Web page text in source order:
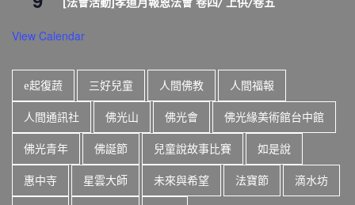
View Calendar
e起復蔬 三好兒童 人間佛教 人間福報
人間通訊社 佛光山 佛光會 佛光緣美術館台中館
佛光青年 佛誕節 兒童說故事比賽 如是說
惠中寺 星雲大師 未來與希望 法寶節 滴水坊